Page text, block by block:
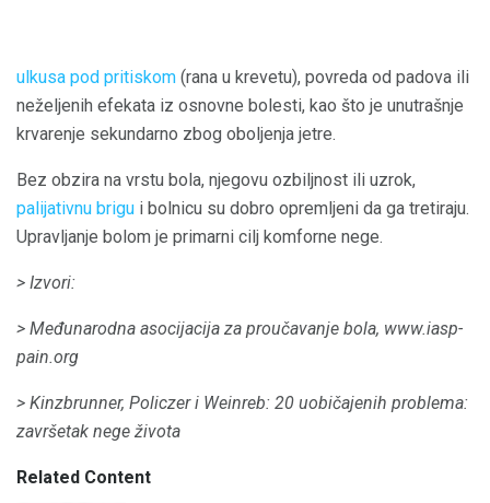
ulkusa pod pritiskom (rana u krevetu), povreda od padova ili
neželjenih efekata iz osnovne bolesti, kao što je unutrašnje
krvarenje sekundarno zbog oboljenja jetre.
Bez obzira na vrstu bola, njegovu ozbiljnost ili uzrok,
palijativnu brigu i bolnicu su dobro opremljeni da ga tretiraju.
Upravljanje bolom je primarni cilj komforne nege.
> Izvori:
> Međunarodna asocijacija za proučavanje bola, www.iasp-
pain.org
> Kinzbrunner, Policzer i Weinreb: 20 uobičajenih problema:
završetak nege života
Related Content